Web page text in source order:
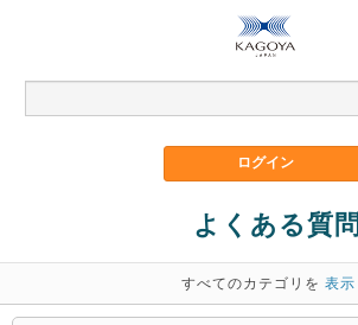
よくある質問
すべてのカテゴリを 表示